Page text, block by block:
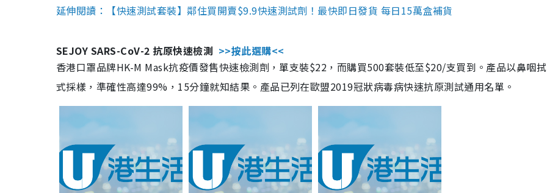
延伸閱讀：【快速測試套裝】鄰住買開賣$9.9快速測試劑！最快即日發貨 每日15萬盒補貨
SEJOY SARS-CoV-2 抗原快速檢測 >>按此選購<<
香港口罩品牌HK-M Mask抗疫價發售快速檢測劑，單支裝$22，而購買500套裝低至$20/支買到。產品以鼻咽
式採樣，準確性高達99%，15分鐘就知結果。產品已列在歐盟2019冠狀病毒病快速抗原測試通用名單。